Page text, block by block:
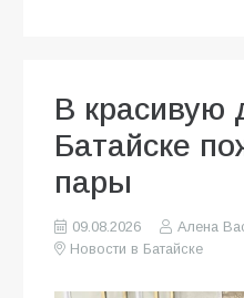
В красивую
Батайске
пары
09.08.2026
Алена
Новости в Батайске